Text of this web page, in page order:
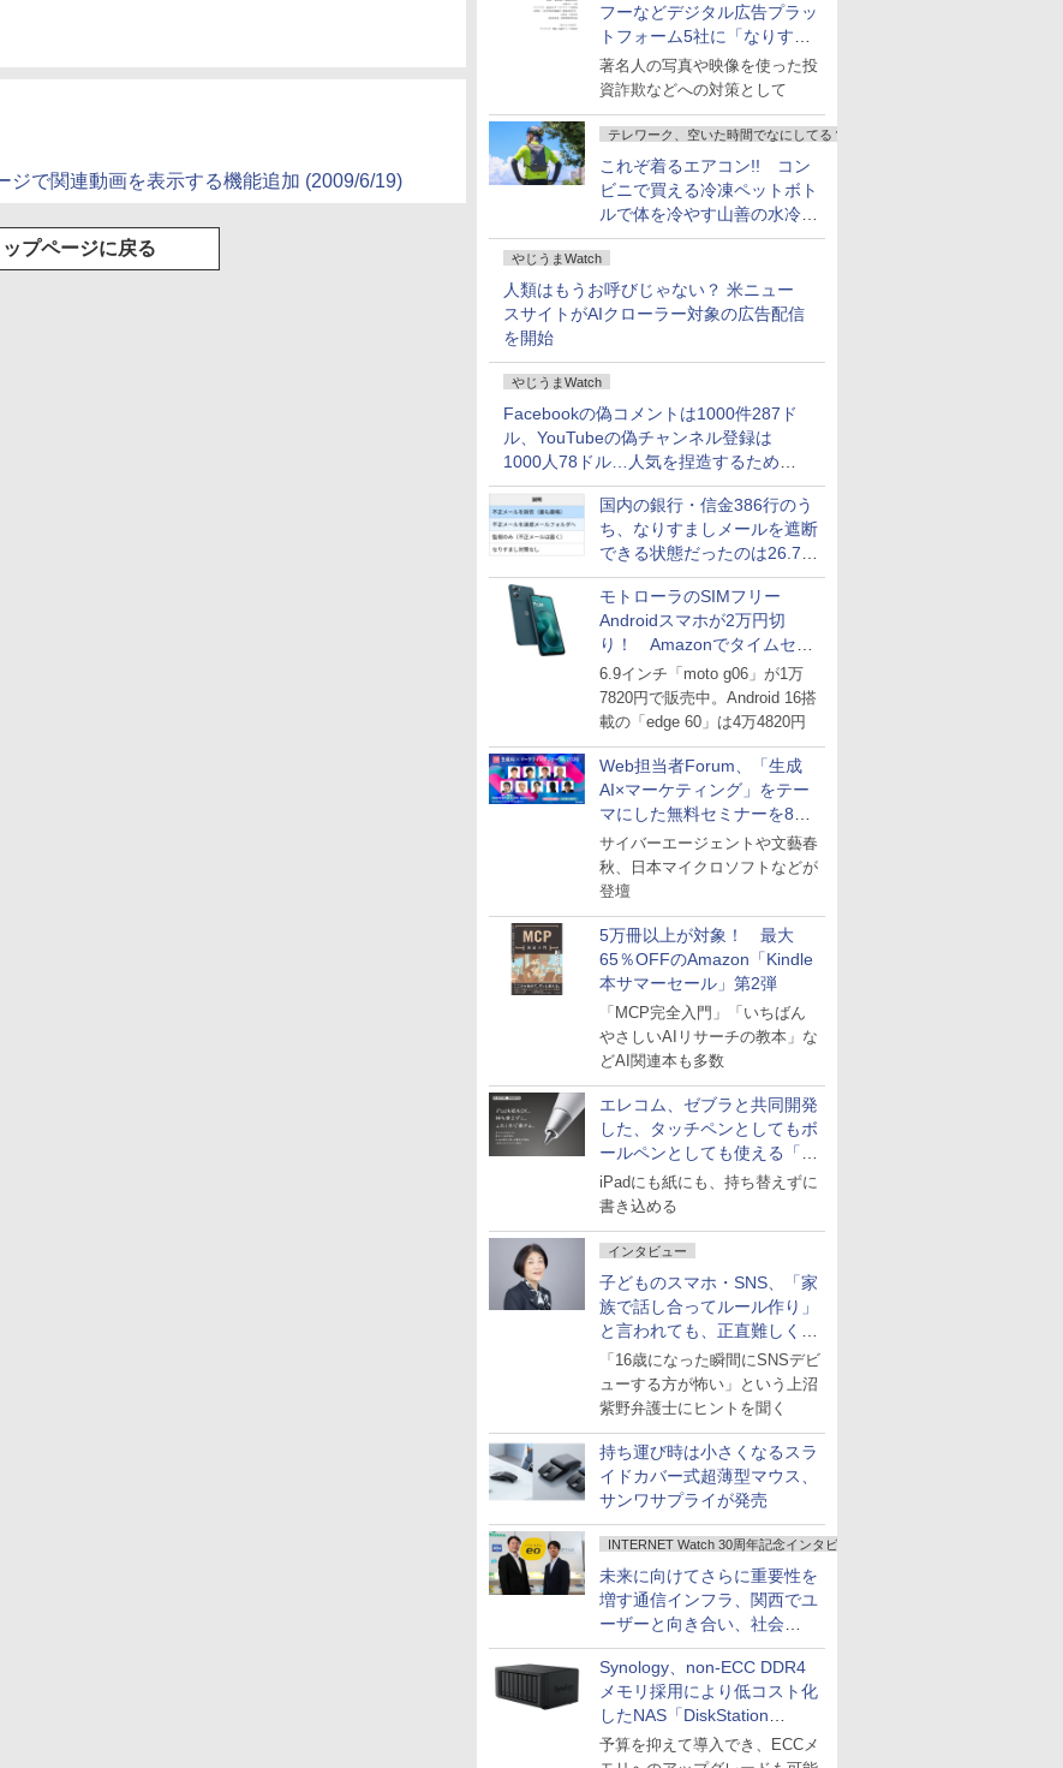
フーなどデジタル広告プラッ
トフォーム5社に「なりすま
し詐欺広告」対策強化を要請
著名人の写真や映像を使った投
資詐欺などへの対策として
テレワーク、空いた時間でなにしてる？
これぞ着るエアコン!! コン
ビニで買える冷凍ペットボト
ルで体を冷やす山善の水冷ベ
ストがロードバイクにちょう
どいい【ぼっち・ざ・ろー
ど！その14】
やじうまWatch
人類はもうお呼びじゃない？ 米ニュー
スサイトがAIクローラー対象の広告配信
を開始
やじうまWatch
Facebookの偽コメントは1000件287ド
ル、YouTubeの偽チャンネル登録は
1000人78ドル…人気を捏造するための
価格リストが公開中
国内の銀行・信金386行のう
ち、なりすましメールを遮断
できる状態だったのは26.7％
にとどまる～GMOブランド
セキュリティ調査
モトローラのSIMフリー
Androidスマホが2万円切
り！ Amazonでタイムセー
ル
6.9インチ「moto g06」が1万
7820円で販売中。Android 16搭
載の「edge 60」は4万4820円
Web担当者Forum、「生成
AI×マーケティング」をテー
マにした無料セミナーを8月
27日にオンライン開催
サイバーエージェントや文藝春
秋、日本マイクロソフトなどが
登壇
5万冊以上が対象！ 最大
65％OFFのAmazon「Kindle
本サマーセール」第2弾
「MCP完全入門」「いちばん
やさしいAIリサーチの教本」な
どAI関連本も多数
エレコム、ゼブラと共同開発
した、タッチペンとしてもボ
ールペンとしても使える「ス
タイラスツーウェイ」発売
iPadにも紙にも、持ち替えずに
書き込める
インタビュー
子どものスマホ・SNS、「家
族で話し合ってルール作り」
と言われても、正直難しくな
いですか？
「16歳になった瞬間にSNSデビ
ューする方が怖い」という上沼
紫野弁護士にヒントを聞く
持ち運び時は小さくなるスラ
イドカバー式超薄型マウス、
サンワサプライが発売
INTERNET Watch 30周年記念インタビュー
未来に向けてさらに重要性を
増す通信インフラ、関西でユ
ーザーと向き合い、社会
の“あたらしい”を起動し続け
る～オプテージ
Synology、non-ECC DDR4
メモリ採用により低コスト化
したNAS「DiskStation
neo+」シリーズ
予算を抑えて導入でき、ECCメ
ジで関連動画を表示する機能追加 (2009/6/19)
ップページに戻る